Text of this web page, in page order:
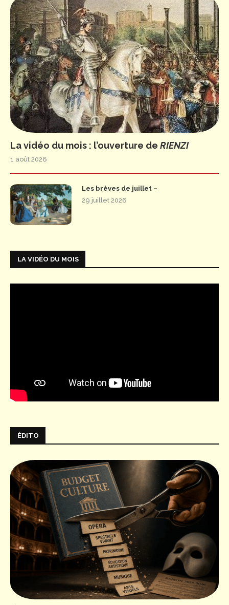
La vidéo du mois : l’ouverture de RIENZI
1 août 2026
Les brèves de juillet –
29 juillet 2026
LA VIDÉO DU MOIS
ÉDITO